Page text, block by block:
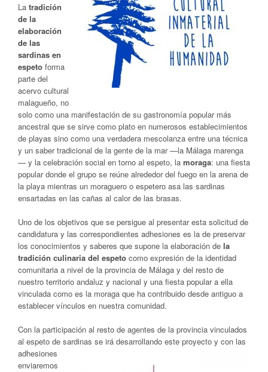
La tradición
de la
elaboración
de las
sardinas en
espeto forma
parte del
acervo cultural
malagueño, no
solo como una manifestación de su gastronomía popular más
ancestral que se sirve como plato en numerosos establecimientos
de playas sino como una verdadera mescolanza entre una técnica
y un saber tradicional de la gente de la mar —la Málaga marenga
— y la celebración social en torno al espeto, la moraga: una fiesta
popular donde el grupo se reúne alrededor del fuego en la arena de
la playa mientras un moraguero o espetero asa las sardinas
ensartadas en las cañas al calor de las brasas.
Uno de los objetivos que se persigue al presentar esta solicitud de
candidatura y las correspondientes adhesiones es la de preservar
los conocimientos y saberes que supone la elaboración de la
tradición culinaria del espeto como expresión de la identidad
comunitaria a nivel de la provincia de Málaga y del resto de
nuestro territorio andaluz y nacional y una fiesta popular a ella
vinculada como es la moraga que ha contribuido desde antiguo a
establecer vínculos en nuestra comunidad.
Con la participación al resto de agentes de la provincia vinculados
al espeto de sardinas se irá desarrollando este proyecto y con las
adhesiones
enviaremos